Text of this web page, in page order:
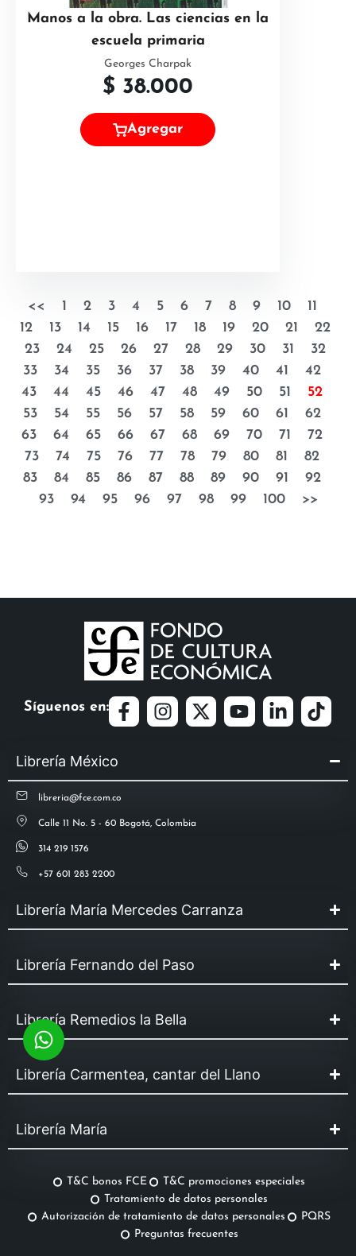
Manos a la obra. Las ciencias en la
escuela primaria
Georges Charpak
$ 38.000
Agregar
<< 1 2 3 4 5 6 7 8 9 10
11
12
13 14 15 16 17 18 19 20 21
22
23
24 25 26 27 28 29 30 31
32
33
34 35 36 37 38 39 40 41
42
43
44 45 46 47 48 49 50 51
52
53
54 55 56 57 58 59 60 61
62
63
64 65 66 67 68 69 70 71
72
73
74 75 76 77 78 79 80 81
82
83
84 85 86 87 88 89 90 91
92
93
94 95 96 97 98 99 100 >>
Síguenos en:
Librería México
libreria@fce.com.co
Calle 11 No. 5 - 60 Bogotá, Colombia
314 219 1576
+57 601 283 2200
Librería María Mercedes Carranza
Librería Fernando del Paso
Librería Remedios la Bella
Librería Carmentea, cantar del Llano
Librería María
T&C bonos FCE
T&C promociones especiales
Tratamiento de datos personales
Autorización de tratamiento de datos personales
PQRS
Preguntas frecuentes